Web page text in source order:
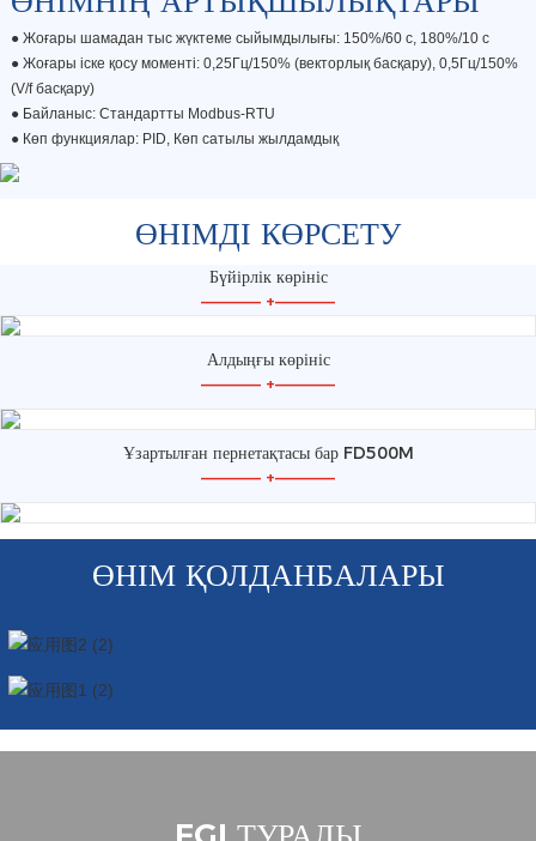
● Жоғары шамадан тыс жүктеме сыйымдылығы: 150%/60 с, 180%/10 с
● Жоғары іске қосу моменті: 0,25Гц/150% (векторлық басқару), 0,5Гц/150%
(V/f басқару)
● Байланыс: Стандартты Modbus-RTU
● Көп функциялар: PID, Көп сатылы жылдамдық
ӨНІМДІ КӨРСЕТУ
Бүйірлік көрініс
————— +—————
Алдыңғы көрініс
————— +—————
Ұзартылған пернетақтасы бар FD500M
————— +—————
ӨНІМ ҚОЛДАНБАЛАРЫ